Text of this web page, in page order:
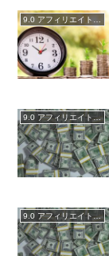
9.0 アフィリエイトブログ実践記録
9.0 アフィリエイトブログ実践記録